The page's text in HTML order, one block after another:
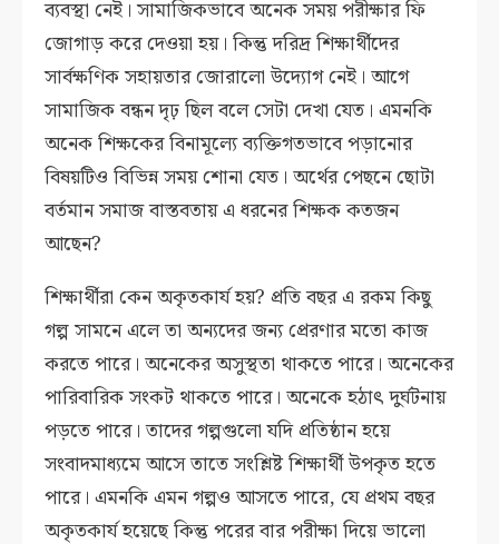
ব্যবস্থা নেই। সামাজিকভাবে অনেক সময় পরীক্ষার ফি
জোগাড় করে দেওয়া হয়। কিন্তু দরিদ্র শিক্ষার্থীদের
সার্বক্ষণিক সহায়তার জোরালো উদ্যোগ নেই। আগে
সামাজিক বন্ধন দৃঢ় ছিল বলে সেটা দেখা যেত। এমনকি
অনেক শিক্ষকের বিনামূল্যে ব্যক্তিগতভাবে পড়ানোর
বিষয়টিও বিভিন্ন সময় শোনা যেত। অর্থের পেছনে ছোটা
বর্তমান সমাজ বাস্তবতায় এ ধরনের শিক্ষক কতজন
আছেন?
শিক্ষার্থীরা কেন অকৃতকার্য হয়? প্রতি বছর এ রকম কিছু
গল্প সামনে এলে তা অন্যদের জন্য প্রেরণার মতো কাজ
করতে পারে। অনেকের অসুস্থতা থাকতে পারে। অনেকের
পারিবারিক সংকট থাকতে পারে। অনেকে হঠাৎ দুর্ঘটনায়
পড়তে পারে। তাদের গল্পগুলো যদি প্রতিষ্ঠান হয়ে
সংবাদমাধ্যমে আসে তাতে সংশ্লিষ্ট শিক্ষার্থী উপকৃত হতে
পারে। এমনকি এমন গল্পও আসতে পারে, যে প্রথম বছর
অকৃতকার্য হয়েছে কিন্তু পরের বার পরীক্ষা দিয়ে ভালো